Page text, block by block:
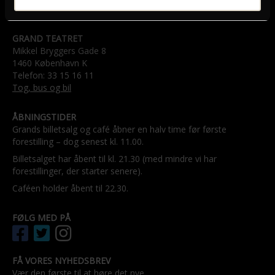
GRAND TEATRET
Mikkel Bryggers Gade 8
1460 København K
Telefon: 33 15 16 11
Tog, bus og bil
ÅBNINGSTIDER
Grands billetsalg og café åbner en halv time før første
forestilling – dog senest kl. 11.00.
Billetsalget har åbent til kl. 21.30 (med mindre vi har
forestillinger, der starter senere).
Caféen holder åbent til 22.30.
FØLG MED PÅ
FÅ VORES NYHEDSBREV